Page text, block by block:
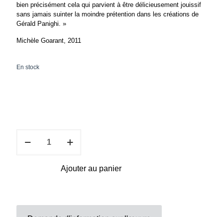
bien précisément cela qui parvient à être délicieusement jouissif
sans jamais suinter la moindre prétention dans les créations de
Gérald Panighi. »
Michèle Goarant, 2011
En stock
Ajouter au panier